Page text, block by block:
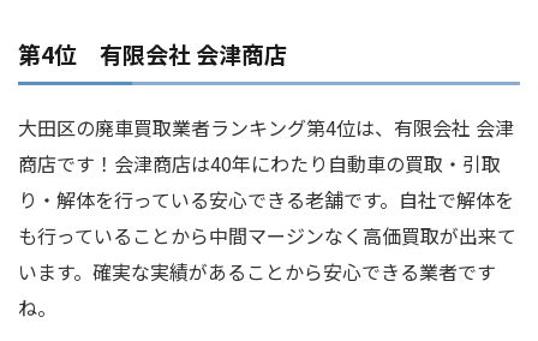
第4位 有限会社 会津商店
大田区の廃車買取業者ランキング第4位は、有限会社 会津
商店です！会津商店は40年にわたり自動車の買取・引取
り・解体を行っている安心できる老舗です。自社で解体を
も行っていることから中間マージンなく高価買取が出来て
います。確実な実績があることから安心できる業者です
ね。